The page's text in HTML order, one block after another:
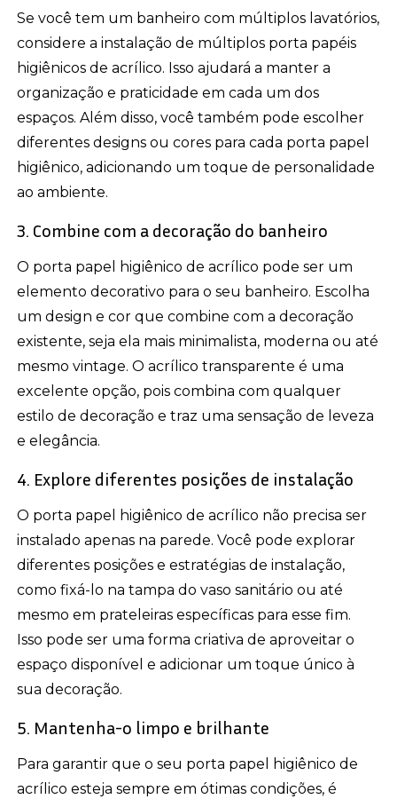
Se você tem um banheiro com múltiplos lavatórios,
considere a instalação de múltiplos porta papéis
higiênicos de acrílico. Isso ajudará a manter a
organização e praticidade em cada um dos
espaços. Além disso, você também pode escolher
diferentes designs ou cores para cada porta papel
higiênico, adicionando um toque de personalidade
ao ambiente.
3. Combine com a decoração do banheiro
O porta papel higiênico de acrílico pode ser um
elemento decorativo para o seu banheiro. Escolha
um design e cor que combine com a decoração
existente, seja ela mais minimalista, moderna ou até
mesmo vintage. O acrílico transparente é uma
excelente opção, pois combina com qualquer
estilo de decoração e traz uma sensação de leveza
e elegância.
4. Explore diferentes posições de instalação
O porta papel higiênico de acrílico não precisa ser
instalado apenas na parede. Você pode explorar
diferentes posições e estratégias de instalação,
como fixá-lo na tampa do vaso sanitário ou até
mesmo em prateleiras específicas para esse fim.
Isso pode ser uma forma criativa de aproveitar o
espaço disponível e adicionar um toque único à
sua decoração.
5. Mantenha-o limpo e brilhante
Para garantir que o seu porta papel higiênico de
acrílico esteja sempre em ótimas condições, é